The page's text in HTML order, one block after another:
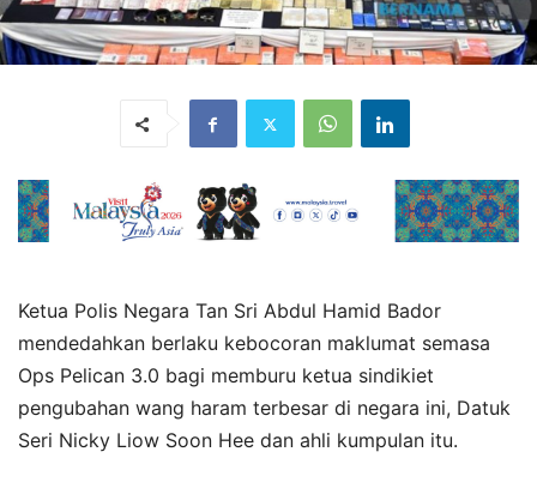
Ketua Polis Negara Tan Sri Abdul Hamid Bador
mendedahkan berlaku kebocoran maklumat semasa
Ops Pelican 3.0 bagi memburu ketua sindikiet
pengubahan wang haram terbesar di negara ini, Datuk
Seri Nicky Liow Soon Hee dan ahli kumpulan itu.